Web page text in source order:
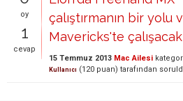
oy
1
cevap
çalıştırmanın bir yolu
Mavericks'te çalışacak
15 Temmuz 2013 Mac Ailesi
Kullanıcı (120 puan) tarafından